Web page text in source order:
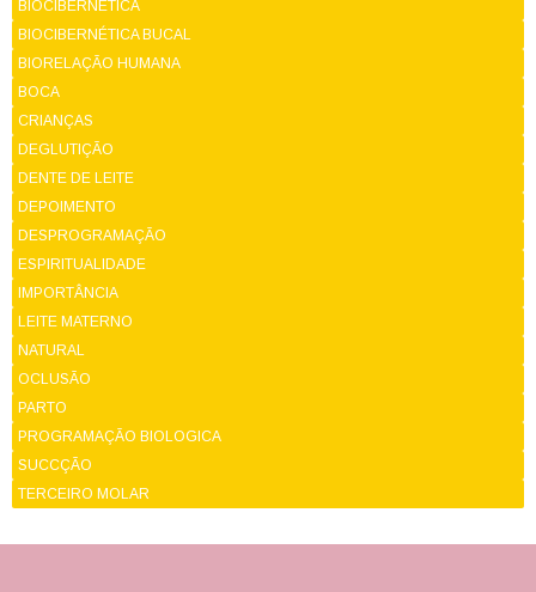
BIOCIBERNÉTICA
BIOCIBERNÉTICA BUCAL
BIORELAÇÃO HUMANA
BOCA
CRIANÇAS
DEGLUTIÇÃO
DENTE DE LEITE
DEPOIMENTO
DESPROGRAMAÇÃO
ESPIRITUALIDADE
IMPORTÂNCIA
LEITE MATERNO
NATURAL
OCLUSÃO
PARTO
PROGRAMAÇÃO BIOLOGICA
SUCCÇÃO
TERCEIRO MOLAR